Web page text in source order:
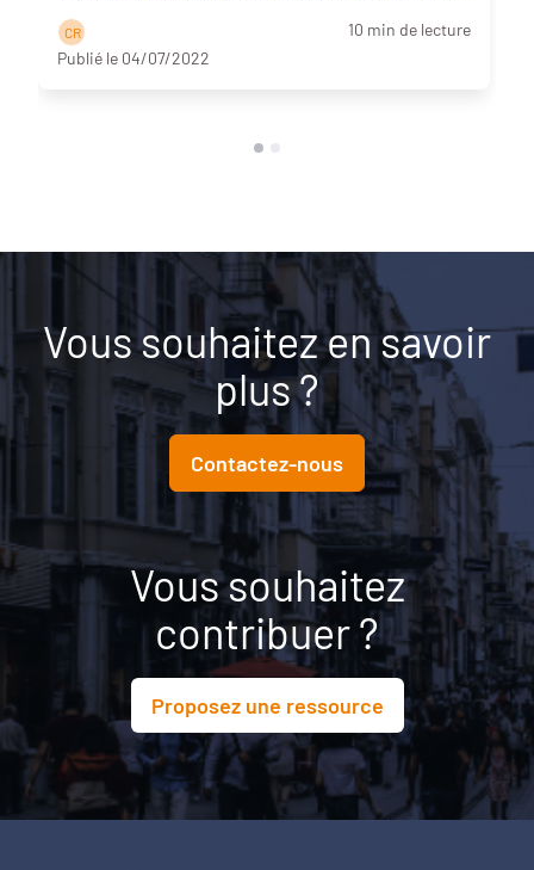
Lire la suite
C R
10 min de lecture
Publié le 04/07/2022
Vous souhaitez en savoir
plus ?
Contactez-nous
Vous souhaitez
contribuer ?
Proposez une ressource